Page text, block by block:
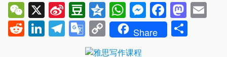
WeChat
X
Sina
Weibo
Douban
QzoneWhatsApp
Messenger
RedditLinkedIn
Telegram
Google
Translate
Copy
Link
Share